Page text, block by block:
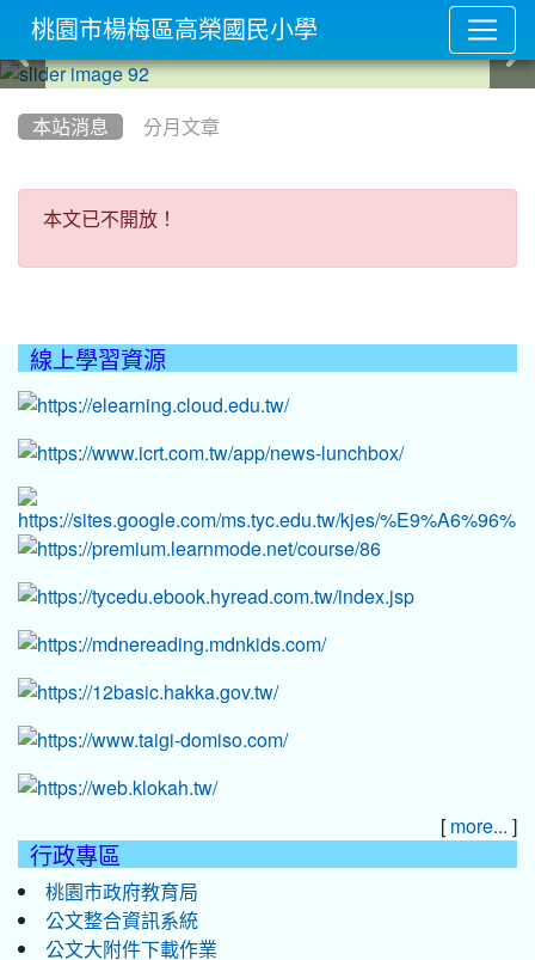
本站消息 分月文章
本文已不開放！
本文已不開放！
線上學習資源
[ more... ]
行政專區
桃園市政府教育局
公文整合資訊系統
公文大附件下載作業
桃園市楊梅區高榮國民小學